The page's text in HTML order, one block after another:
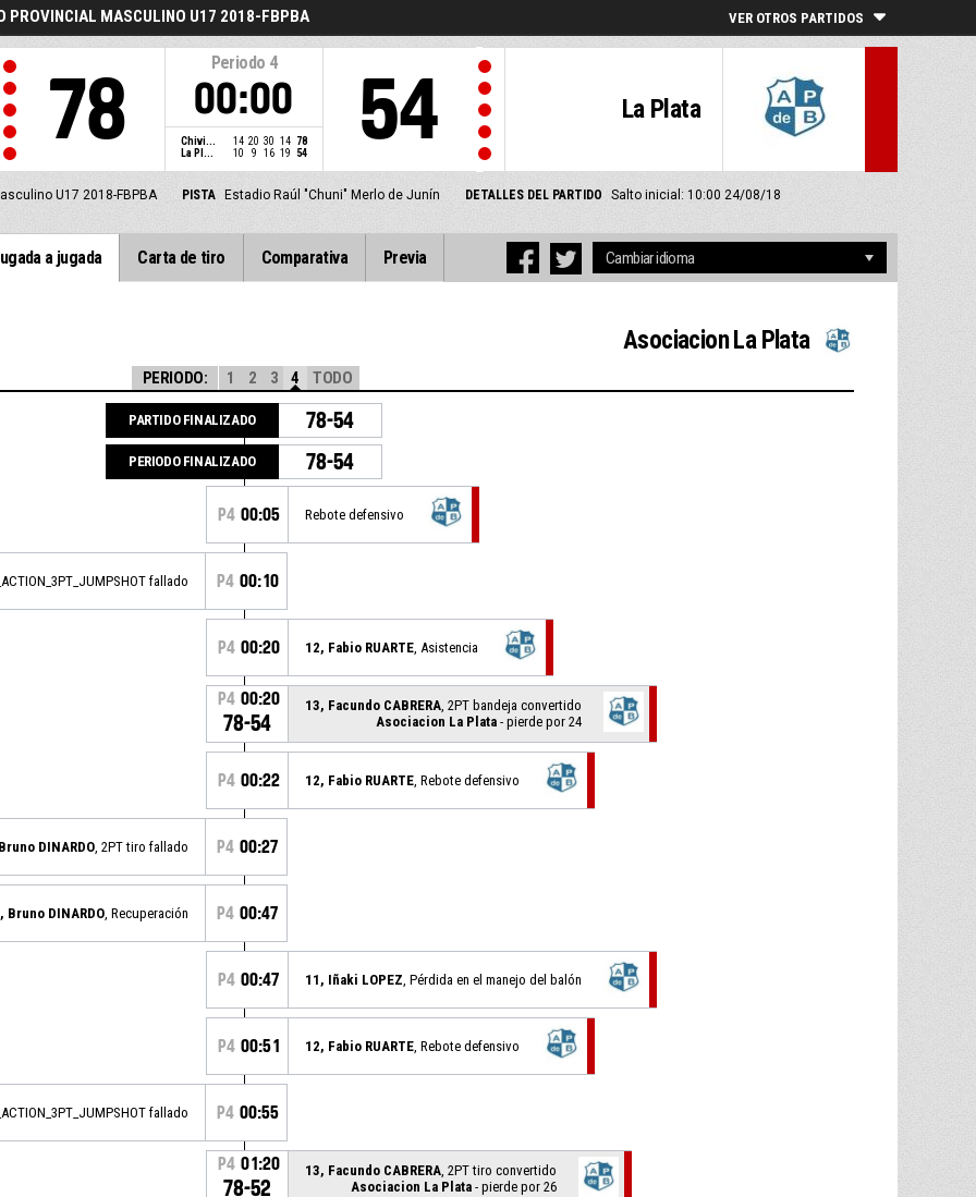
PROVINCIAL MASCULINO U17 2018-FBPBA VER OTROS PARTIDOS
78
Periodo 4
00:00
Chivi... 14 20 30 14 78
La Pl...
10 9 16 19 54
La Plata
54
U17 2018-FBPBA PISTA Estadio Raúl "Chuni" Merlo de Junín DETALLES DEL PARTIDO Salto inicial: 10:00 24/08/18
a jugada Carta de tiro Comparativa Previa
Asociacion La Plata
PERIODO: 1 2 3 4 TODO
PARTIDO FINALIZADO 78-54
PERIODO FINALIZADO 78-54
P4 00:05 Rebote defensivo
fallado P4 00:10
P4 00:20 12, Fabio RUARTE , Asistencia
P4 00:20
78-54
13, Facundo CABRERA , 2PT bandeja convertido
Asociacion La Plata - pierde por 24
P4 00:22 12, Fabio RUARTE , Rebote defensivo
DINARDO , 2PT tiro fallado P4 00:27
Bruno DINARDO , Recuperación P4 00:47
P4 00:47 11, Iñaki LOPEZ , Pérdida en el manejo del balón
P4 00:51 12, Fabio RUARTE , Rebote defensivo
fallado P4 00:55
P4 01:20
78-52
13, Facundo CABRERA , 2PT tiro convertido
Asociacion La Plata - pierde por 26